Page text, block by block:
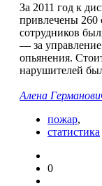
За 2011 год к
привлечены 260
сотрудников
— за управление
опьянения.
нарушителей
Алена
пожар,
статистика
0